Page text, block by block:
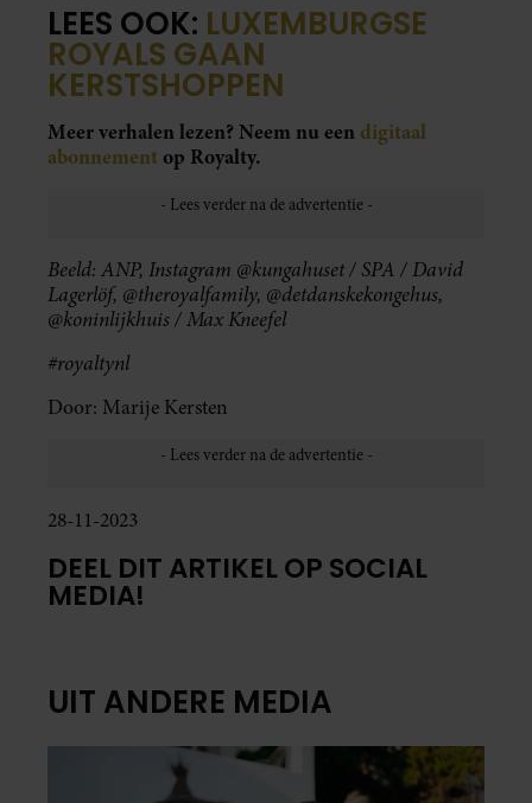
LEES OOK: LUXEMBURGSE
ROYALS GAAN
KERSTSHOPPEN
Meer verhalen lezen? Neem nu een digitaal
abonnement op Royalty.
Beeld: ANP, Instagram @kungahuset / SPA / David
Lagerlöf, @theroyalfamily, @detdanskekongehus,
@koninlijkhuis / Max Kneefel
#royaltynl
Door: Marije Kersten
28-11-2023
DEEL DIT ARTIKEL OP SOCIAL
MEDIA!
UIT ANDERE MEDIA